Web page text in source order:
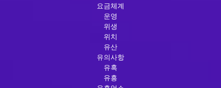
요금체계
운영
위생
위치
유산
유의사항
유혹
유흥